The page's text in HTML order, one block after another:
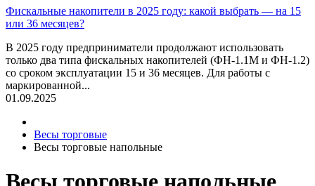
Фискальные накопители в 2025 году: какой выбрать — на 15
или 36 месяцев?
В 2025 году предприниматели продолжают использовать
только два типа фискальных накопителей (ФН-1.1М и ФН-1.2)
со сроком эксплуатации 15 и 36 месяцев. Для работы с
маркированной...
01.09.2025
Весы торговые
Весы торговые напольные